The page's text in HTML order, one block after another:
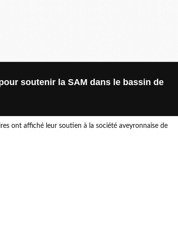
soutenir la SAM dans le bassin de